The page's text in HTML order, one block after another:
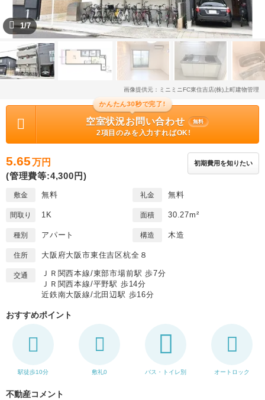
1/7
画像提供元：ミニミニFC東住吉店(株)上町建物管理
かんたん30秒で完了!
空室状況お問い合わせ 無料
2項目のみを入力すればOK!
5.65万円
(管理費等:4,300円)
初期費用を知りたい
敷金 無料 礼金 無料
間取り 1K 面積 30.27m²
種別 アパート 構造 木造
住所 大阪府大阪市東住吉区杭全８
交通
ＪＲ関西本線/東部市場前駅 歩7分
ＪＲ関西本線/平野駅 歩14分
近鉄南大阪線/北田辺駅 歩16分
おすすめポイント
駅徒歩10分 敷礼0 バス・トイレ別 オートロック
不動産コメント